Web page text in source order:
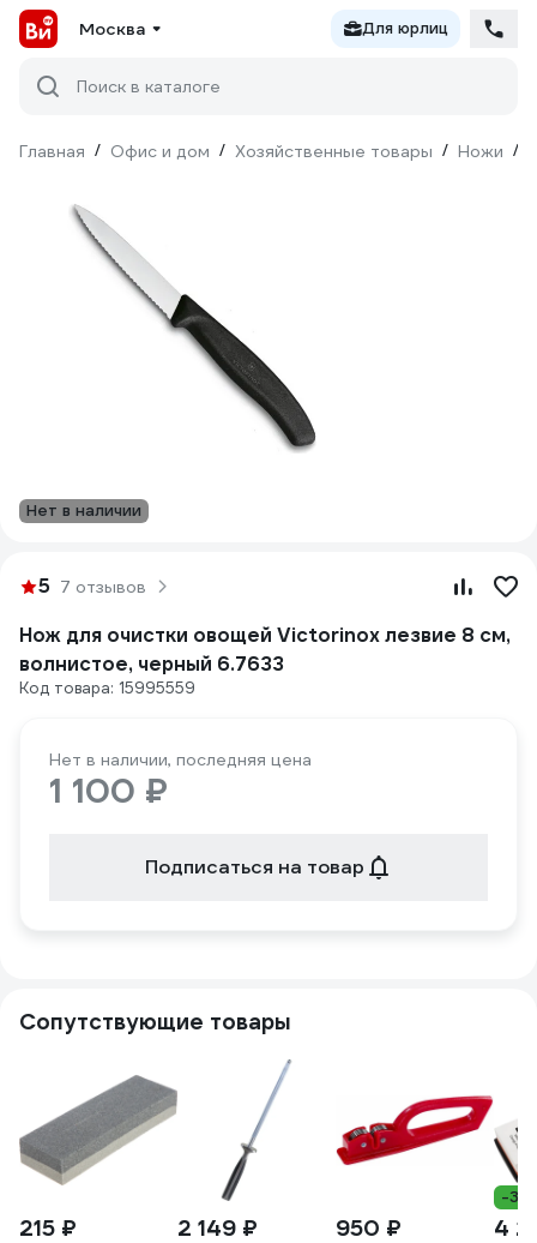
Москва Для юрлиц
Поиск в каталоге
Главная / Офис и дом / Хозяйственные товары / Ножи /
Нет в наличии
5 7 отзывов
Нож для очистки овощей Victorinox лезвие 8 см,
волнистое, черный 6.7633
Код товара: 15995559
Нет в наличии, последняя цена
1 100 ₽
Подписаться на товар
Сопутствующие товары
215 ₽ 2 149 ₽ 950 ₽
-
4